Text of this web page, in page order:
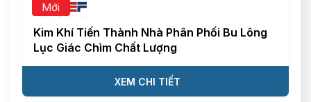
Mới
Kim Khí Tiến Thành Nhà Phân Phối Bu Lông
Lục Giác Chìm Chất Lượng
XEM CHI TIẾT